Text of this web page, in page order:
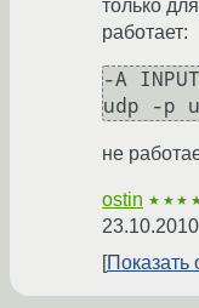
только
работает:
-A
udp -p
не
ostin
Показать